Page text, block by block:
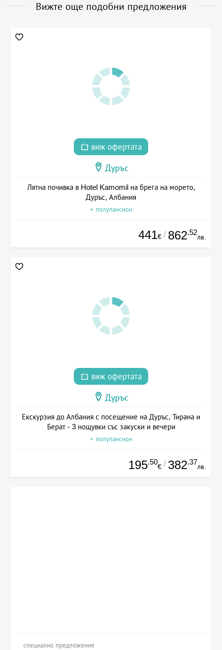
Вижте още подобни предложения
виж офертата
Дуръс
Лятна почивка в Hotel Kamomil на брега на морето,
Дуръс, Албания
+ полупансион
441€ / 862.52
лв.
виж офертата
Дуръс
Екскурзия до Албания с посещение на Дуръс, Тирана и
Берат - 3 нощувки със закуски и вечери
+ полупансион
195.50
€ / 382.37
лв.
специално предложение